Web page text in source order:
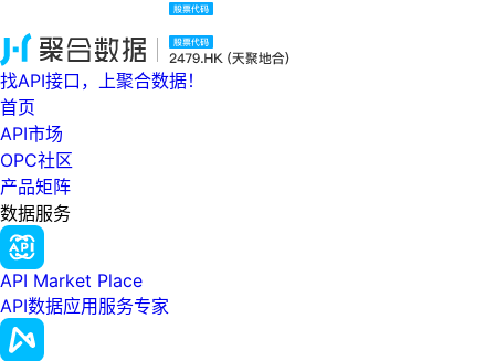
找API接口，上聚合数据！
首页
API市场
OPC社区
产品矩阵
数据服务
API Market Place
API数据应用服务专家